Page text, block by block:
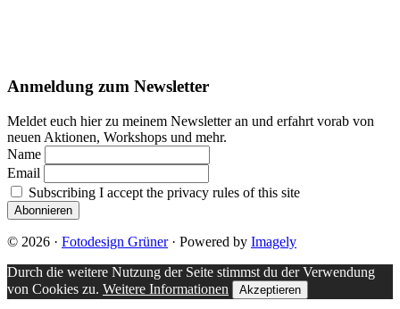
Footer
Anmeldung zum Newsletter
Meldet euch hier zu meinem Newsletter an und erfahrt vorab von
neuen Aktionen, Workshops und mehr.
Name
Email
Subscribing I accept the privacy rules of this site
© 2026 · Fotodesign Grüner· Powered by Imagely
Durch die weitere Nutzung der Seite stimmst du der Verwendung
von Cookies zu. Weitere Informationen Akzeptieren